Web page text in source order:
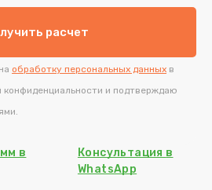
обработку персональных данных в
конфиденциальности и подтверждаю
Консультация в
WhatsApp